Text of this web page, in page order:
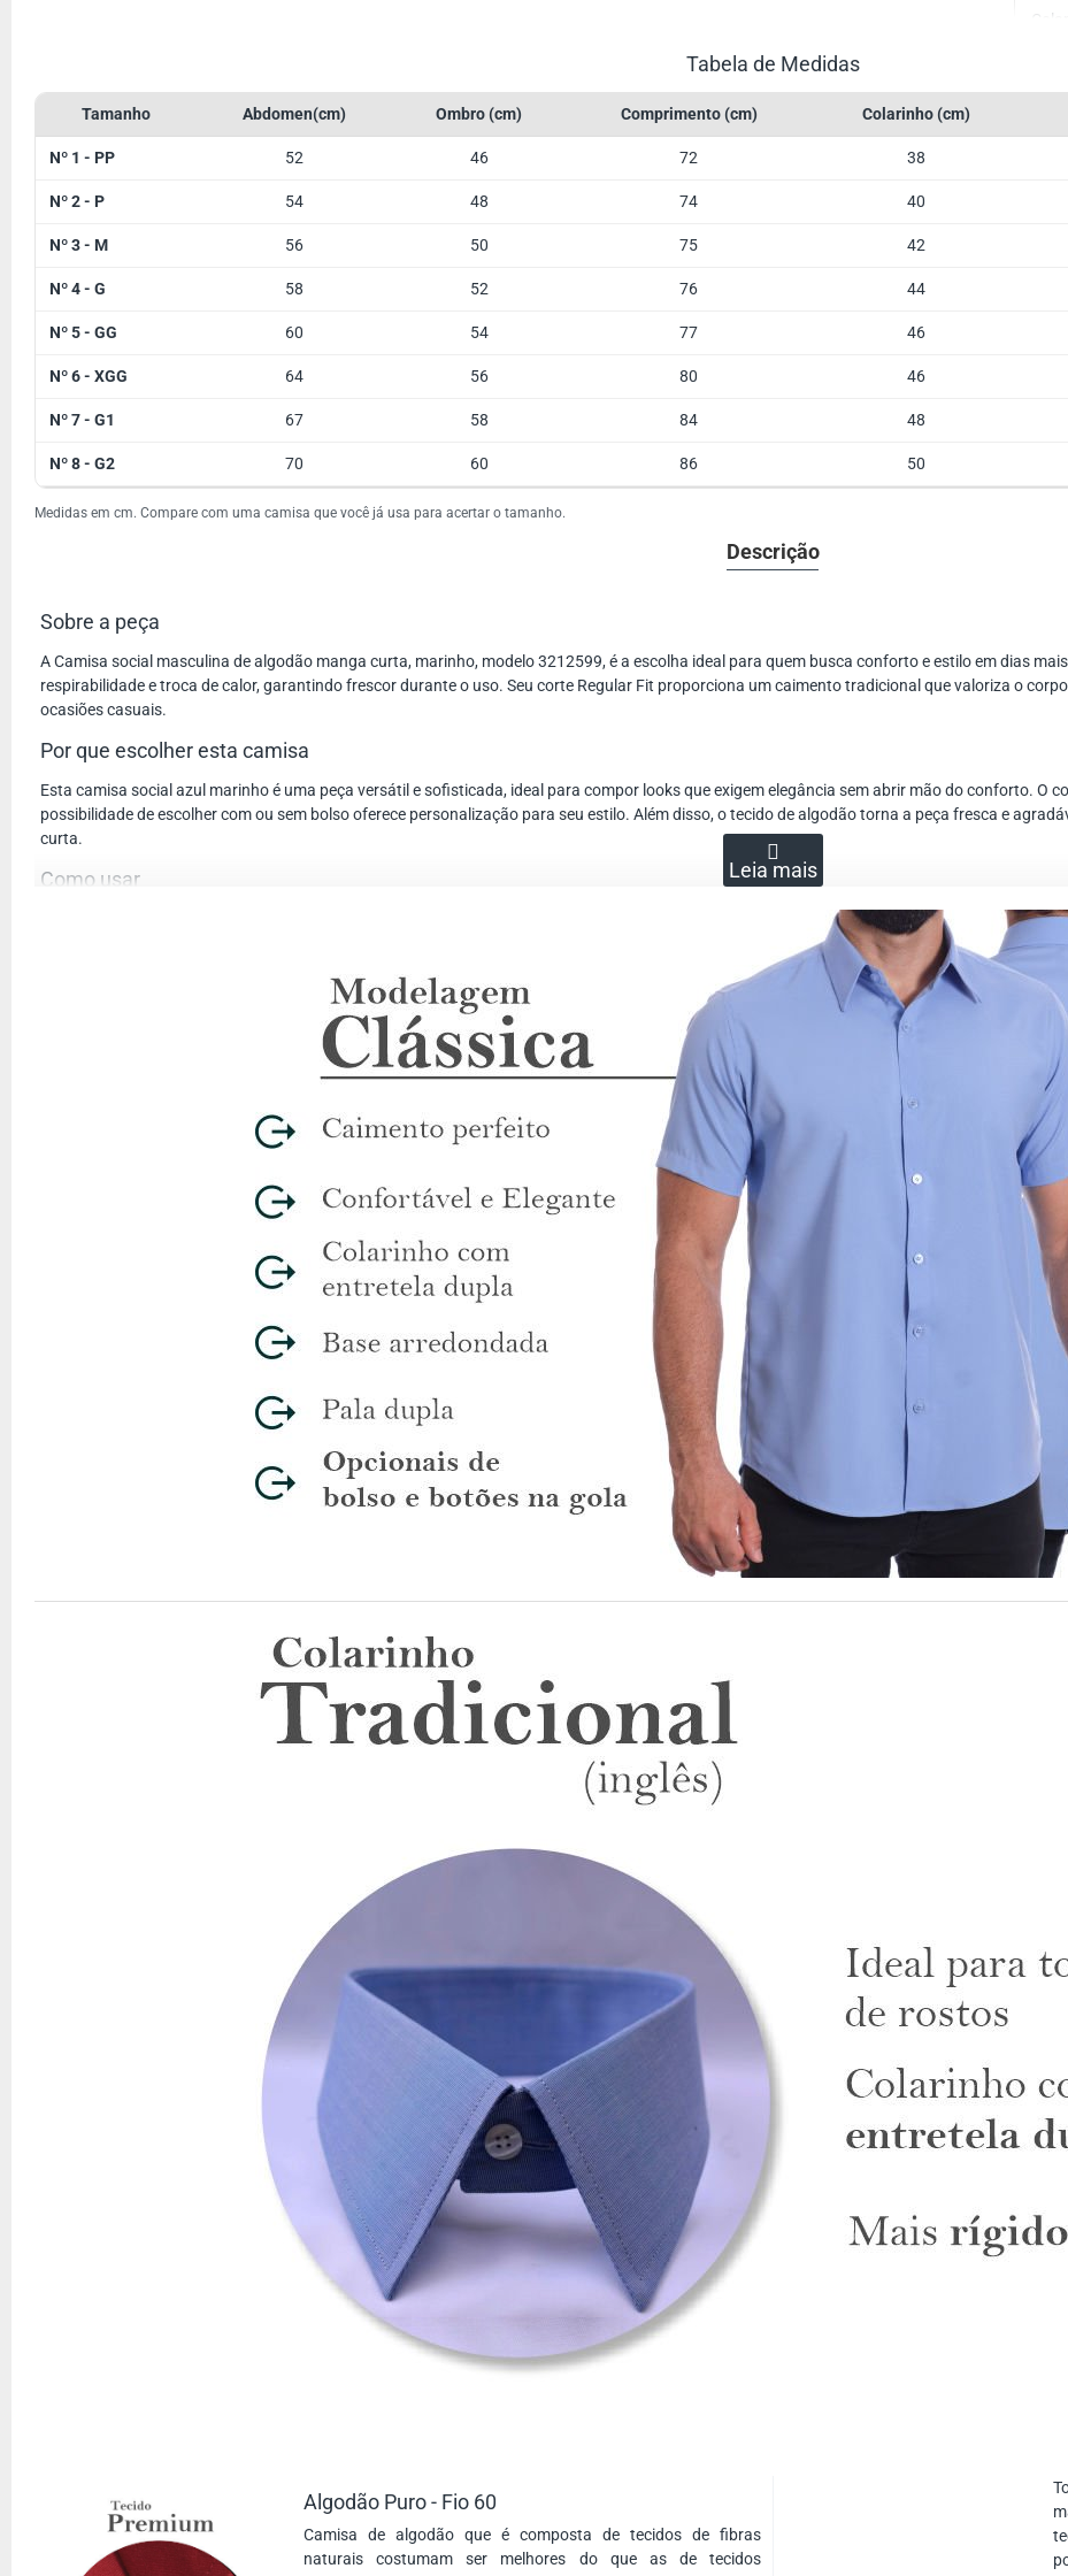
Tabela de Medidas
Tamanho Abdomen(cm) Ombro (cm) Comprimento (cm) Colarinho (cm)
Nº 1 - PP 52 46 72 38
Nº 2 - P 54 48 74 40
Nº 3 - M 56 50 75 42
Nº 4 - G 58 52 76 44
Nº 5 - GG 60 54 77 46
Nº 6 - XGG 64 56 80 46
Nº 7 - G1 67 58 84 48
Nº 8 - G2 70 60 86 50
Medidas em cm. Compare com uma camisa que você já usa para acertar o tamanho.
Descrição
Sobre a peça
A Camisa social masculina de algodão manga curta, marinho, modelo 3212599, é a escolha ideal para quem busca conforto e estilo em dias
respirabilidade e troca de calor, garantindo frescor durante o uso. Seu corte Regular Fit proporciona um caimento tradicional que valoriza o
ocasiões casuais.
Por que escolher esta camisa
Esta camisa social azul marinho é uma peça versátil e sofisticada, ideal para compor looks que exigem elegância sem abrir mão do conforto. O
possibilidade de escolher com ou sem bolso oferece personalização para seu estilo. Além disso, o tecido de algodão torna a peça fresca e
curta.
Como usar
Combine esta camisa social masculina de algodão manga curta, marinho, com calças chino ou jeans para um visual casual refinado. Para
A cor azul marinho permite fácil combinação com diversas cores, tornando esta camisa uma peça indispensável no guarda-roupa masculino.
Para garantir a escolha do tamanho ideal, utilize o provador virtual disponível no site Dommen. Essa ferramenta facilita a seleção do tamanho
marinho, evitando trocas e garantindo satisfação total na compra.
Todas as camisas sociais da Dommen, incluindo este modelo, podem ser adquiridas com ou sem bolso, conforme sua preferência. Essa opção
Aproveite o frete grátis em compras acima de R$ 299 para adquirir sua camisa social masculina de algodão manga curta, marinho. Além disso,
4x sem juros, e a opção de pagamento via Pix para maior comodidade.
Com mais de 13 anos de experiência, a Camisaria Dommen é referência em camisas sociais masculinas no Brasil. O compromisso com
quem busca peças duráveis e elegantes.
Sim, o algodão proporciona excelente respirabilidade e conforto térmico.
Qual a modelagem da camisa?R:A modelagem é Regular Fit, com tamanho tradicional.
Posso escolher a camisa com bolso? R: Sim, você pode comprar com ou sem bolso.
Utilize o provador virtual disponível no site.
Frete grátis para compras acima de R$ 299.
O tecido amassa facilmente? R: Por ser algodão, tem boa durabilidade e conforto, mas pode necessitar de passar.
Algodão Puro - Fio 60
Camisa de algodão que é composta de tecidos de fibras
naturais costumam ser melhores do que as de tecidos